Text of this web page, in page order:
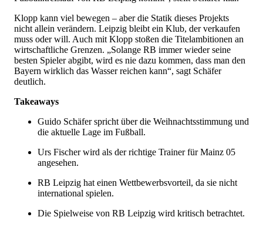
Klopp kann viel bewegen – aber die Statik dieses Projekts
nicht allein verändern. Leipzig bleibt ein Klub, der verkaufen
muss oder will. Auch mit Klopp stoßen die Titelambitionen an
wirtschaftliche Grenzen. „Solange RB immer wieder seine
besten Spieler abgibt, wird es nie dazu kommen, dass man den
Bayern wirklich das Wasser reichen kann“, sagt Schäfer
deutlich.
Takeaways
Guido Schäfer spricht über die Weihnachtsstimmung und
die aktuelle Lage im Fußball.
Urs Fischer wird als der richtige Trainer für Mainz 05
angesehen.
RB Leipzig hat einen Wettbewerbsvorteil, da sie nicht
international spielen.
Die Spielweise von RB Leipzig wird kritisch betrachtet.